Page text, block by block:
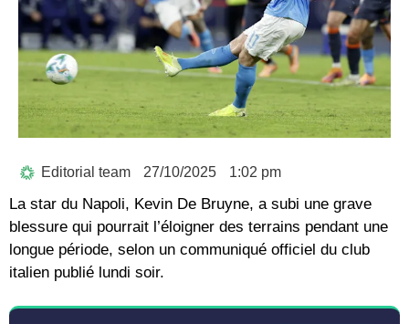
Editorial team 27/10/2025 1:02 pm
La star du Napoli, Kevin De Bruyne, a subi une grave
blessure qui pourrait l’éloigner des terrains pendant une
longue période, selon un communiqué officiel du club
italien publié lundi soir.